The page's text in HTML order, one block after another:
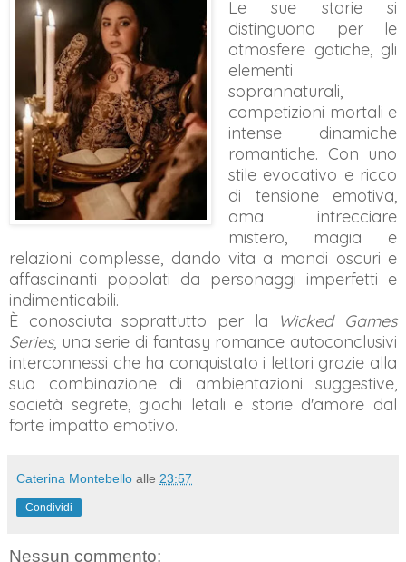
Le sue storie si
distinguono per le
atmosfere gotiche, gli
elementi
soprannaturali,
competizioni mortali e
intense dinamiche
romantiche. Con uno
stile evocativo e ricco
di tensione emotiva,
ama intrecciare
mistero, magia e
relazioni complesse, dando vita a mondi oscuri e
affascinanti popolati da personaggi imperfetti e
indimenticabili.
È conosciuta soprattutto per la
Wicked Games
Series, una serie di fantasy romance autoconclusivi
interconnessi che ha conquistato i lettori grazie alla
sua combinazione di ambientazioni suggestive,
società segrete, giochi letali e storie d'amore dal
forte impatto emotivo.
Caterina Montebello alle 23:57
Condividi
Nessun commento: